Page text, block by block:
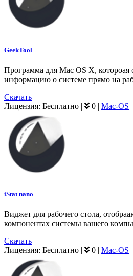
GeekTool
Программа для Mac OS X, котороая
информацию о системе прямо на
Скачать
Лицензия: Бесплатно | 0 | Mac-OS
iStat nano
Виджет для рабочего стола,
компонентах системы вашего
Скачать
Лицензия: Бесплатно | 0 | Mac-OS